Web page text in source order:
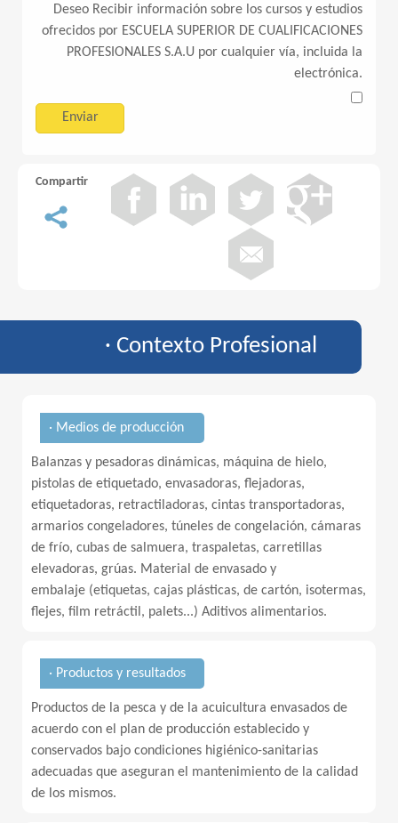
Deseo Recibir información sobre los cursos y estudios
ofrecidos por ESCUELA SUPERIOR DE CUALIFICACIONES
PROFESIONALES S.A.U por cualquier vía, incluida la
electrónica.
Compartir
· Contexto Profesional
· Medios de producción
Balanzas y pesadoras dinámicas, máquina de hielo,
pistolas de etiquetado, envasadoras, flejadoras,
etiquetadoras, retractiladoras, cintas transportadoras,
armarios congeladores, túneles de congelación, cámaras
de frío, cubas de salmuera, traspaletas, carretillas
elevadoras, grúas. Material de envasado y
embalaje (etiquetas, cajas plásticas, de cartón, isotermas,
flejes, film retráctil, palets...) Aditivos alimentarios.
· Productos y resultados
Productos de la pesca y de la acuicultura envasados de
acuerdo con el plan de producción establecido y
conservados bajo condiciones higiénico-sanitarias
adecuadas que aseguran el mantenimiento de la calidad
de los mismos.